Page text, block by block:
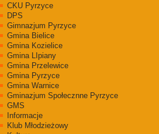
CKU Pyrzyce
DPS
Gimnazjum Pyrzyce
Gmina Bielice
Gmina Kozielice
Gmina LIpiany
Gmina Przelewice
Gmina Pyrzyce
Gmina Warnice
Gminazjum Społecznne Pyrzyce
GMS
Informacje
Klub Młodzieżowy